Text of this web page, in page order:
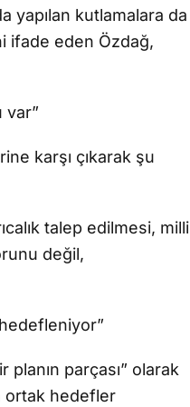
yapılan kutlamalara da
ifade eden Özdağ,
var”
karşı çıkarak şu
talep edilmesi, milli
değil,
parçası” olarak
ortak hedefler